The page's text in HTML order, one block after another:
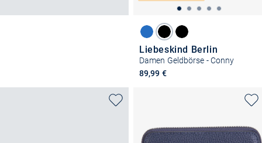
Liebeskind Berlin
Damen Geldbörse - Conny
89,99 €